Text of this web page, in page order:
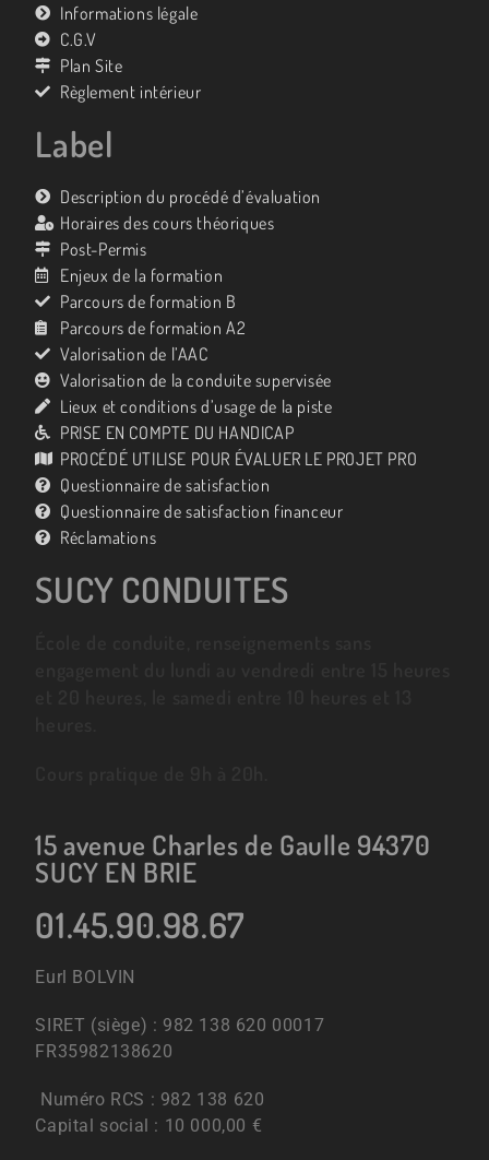
Informations légale
C.G.V
Plan Site
Règlement intérieur
Label
Description du procédé d’évaluation
Horaires des cours théoriques
Post-Permis
Enjeux de la formation
Parcours de formation B
Parcours de formation A2
Valorisation de l’AAC
Valorisation de la conduite supervisée
Lieux et conditions d’usage de la piste
PRISE EN COMPTE DU HANDICAP
PROCÉDÉ UTILISE POUR ÉVALUER LE PROJET PRO
Questionnaire de satisfaction
Questionnaire de satisfaction financeur
Réclamations
SUCY CONDUITES
15 avenue Charles de Gaulle 94370
SUCY EN BRIE
01.45.90.98.67
Eurl BOLVIN
SIRET (siège) : 982 138 620 00017
FR35982138620
Numéro RCS : 982 138 620
Capital social : 10 000,00 €